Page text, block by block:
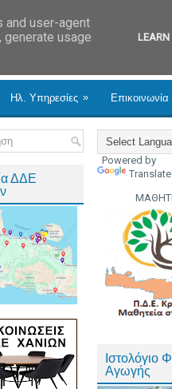
Ηλ. Υπηρεσίες » Επικοινωνία
ΔΔΕ
Powered by
Translate
Ιστολόγιο
Αγωγής
and user-agent
usage
LEARN